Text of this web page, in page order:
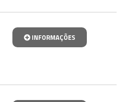
INFORMAÇÕES